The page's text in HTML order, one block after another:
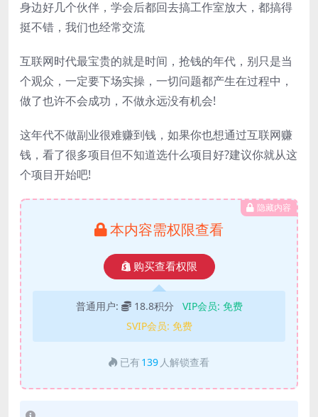
身边好几个伙伴，学会后都回去搞工作室放大，都搞得
挺不错，我们也经常交流
互联网时代最宝贵的就是时间，抢钱的年代，别只是当
个观众，一定要下场实操，一切问题都产生在过程中，
做了也许不会成功，不做永远没有机会!
这年代不做副业很难赚到钱，如果你也想通过互联网赚
钱，看了很多项目但不知道选什么项目好?建议你就从这
个项目开始吧!
隐藏内容
本内容需权限查看
购买查看权限
普通用户: 18.8积分 VIP会员: 免费
SVIP会员: 免费
已有 139 人解锁查看